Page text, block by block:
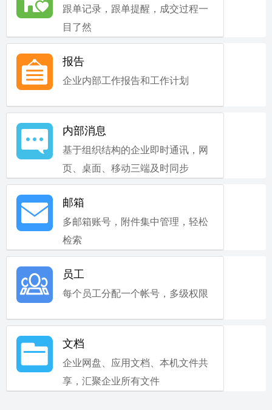
跟单记录，跟单提醒，成交过程一
目了然
报告
企业内部工作报告和工作计划
内部消息
基于组织结构的企业即时通讯，网
页、桌面、移动三端及时同步
邮箱
多邮箱账号，附件集中管理，轻松
检索
员工
每个员工分配一个帐号，多级权限
文档
企业网盘、应用文档、本机文件共
享，汇聚企业所有文件